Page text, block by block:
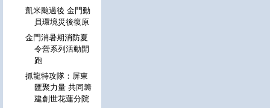
凱米颱過後 金門動
員環境災後復原
金門消暑期消防夏
令營系列活動開
跑
抓龍特攻隊：屏東
匯聚力量 共同籌
建創世花蓮分院